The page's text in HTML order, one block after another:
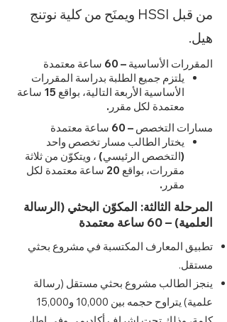
من قبل HSSI ويمنَح من كلية نوتنج
هيل.
المقررات الأساسية – 60 ساعة معتمدة
يلتزم جميع الطلبة بدراسة المقررات
الأساسية الأربعة التالية، بواقع 15 ساعة
معتمدة لكل مقرر.
مسارات التخصص – 60 ساعة معتمدة
يختار الطالب مسار تخصص واحد
(التخصص الرئيسي) ، ويتكوّن من ثلاثة
مقررات، بواقع 20 ساعة معتمدة لكل
مقرر.
المرحلة الثالثة: المكوّن البحثي (الرسالة
العلمية) – 60 ساعة معتمدة
تطبيق المعارف المكتسبة في مشروع بحثي
مستقل.
ينجز الطالب مشروع بحثي مستقل (رسالة
علمية) يتراوح حجمه بين 10,000 و15,000